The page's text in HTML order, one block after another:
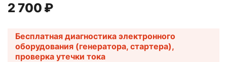
2 700 ₽
Бесплатная диагностика электронного
оборудования (генератора, стартера),
проверка утечки тока